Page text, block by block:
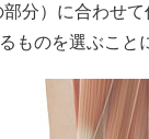
分）に合わせ
ものを選ぶこと